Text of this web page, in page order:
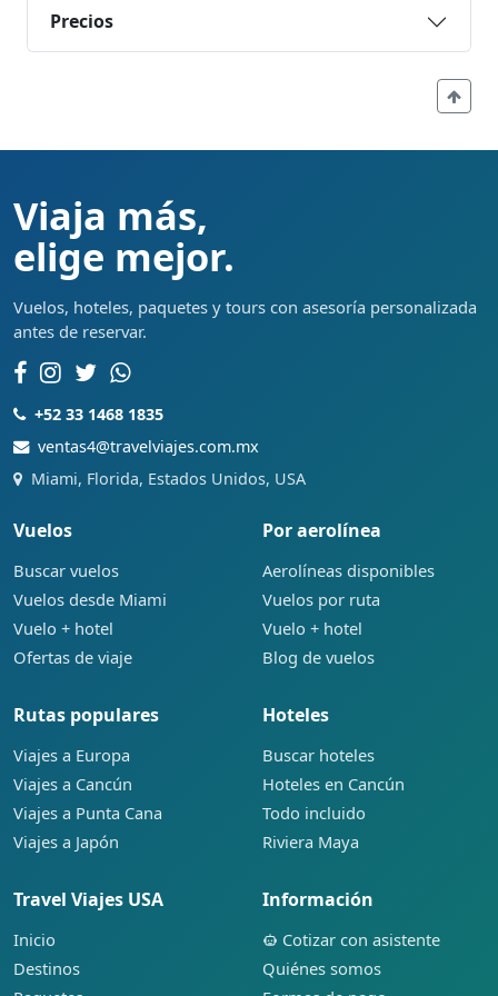
Precios
Viaja más,
elige mejor.
Vuelos, hoteles, paquetes y tours con asesoría personalizada
antes de reservar.
+52 33 1468 1835
ventas4@travelviajes.com.mx
Miami, Florida, Estados Unidos, USA
Vuelos
Buscar vuelos
Vuelos desde Miami
Vuelo + hotel
Ofertas de viaje
Por aerolínea
Aerolíneas disponibles
Vuelos por ruta
Vuelo + hotel
Blog de vuelos
Rutas populares
Viajes a Europa
Viajes a Cancún
Viajes a Punta Cana
Viajes a Japón
Hoteles
Buscar hoteles
Hoteles en Cancún
Todo incluido
Riviera Maya
Travel Viajes USA
Inicio
Destinos
Información
Cotizar con asistente
Quiénes somos